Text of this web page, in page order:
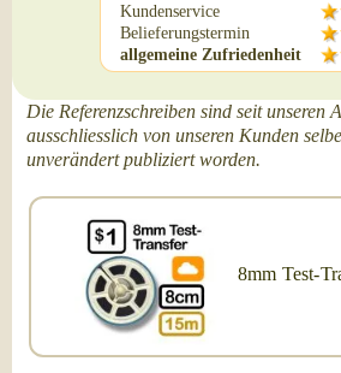
Kundenservice
Belieferungstermin
allgemeine Zufriedenheit
Die Referenzschreiben sind seit unseren
ausschliesslich von unseren Kunden
unverändert publiziert worden.
8mm Test-